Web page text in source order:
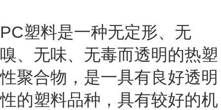
PC塑料是一种无定形、无
嗅、无味、无毒而透明的热塑
性聚合物，是一具有良好透明
性的塑料品种，具有较好的机